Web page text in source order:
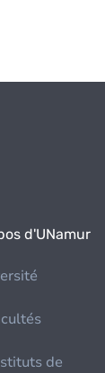
d'UNamur
de